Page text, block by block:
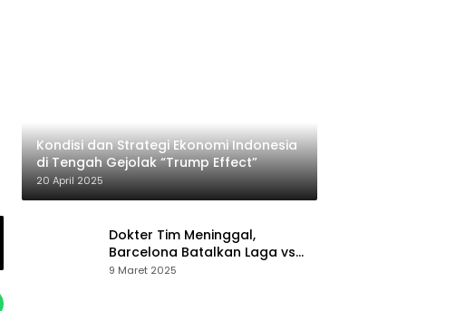
Kondisi dan Strategi Ekonomi Indonesia
di Tengah Gejolak “Trump Effect”
20 April 2025
Dokter Tim Meninggal,
Barcelona Batalkan Laga vs
Osasuna
9 Maret 2025